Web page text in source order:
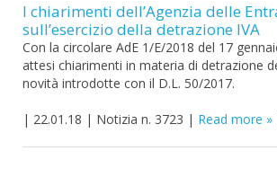
I chiarimenti dell’Agenzia delle
sull’esercizio della detrazione IVA
Con la circolare AdE 1/E/2018 del 17
attesi chiarimenti in materia di detrazione
novità introdotte con il D.L. 50/2017.
| 22.01.18 | Notizia n. 3723 | Read more